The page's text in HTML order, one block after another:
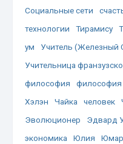
Социальные сети
технологии
Тирамису
ум
Учитель (Железный
Учительница
философия
философия
Хэлэн
Чайка человек
Эволюционер
Эдвард
экономика
Юлия